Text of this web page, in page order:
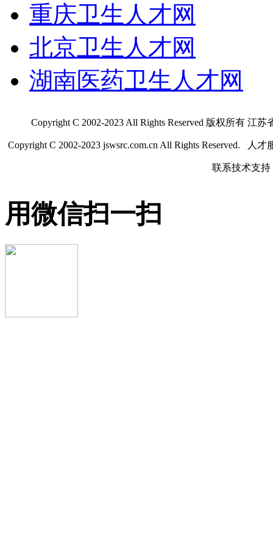
重庆卫生人才网
北京卫生人才网
湖南医药卫生人才网
Copyright C 2002-2023 All Rights Reserved 版权所有
Copyright C 2002-2023 jswsrc.com.cn All Rights Reserved. 人
联系技术支持
用微信扫一扫